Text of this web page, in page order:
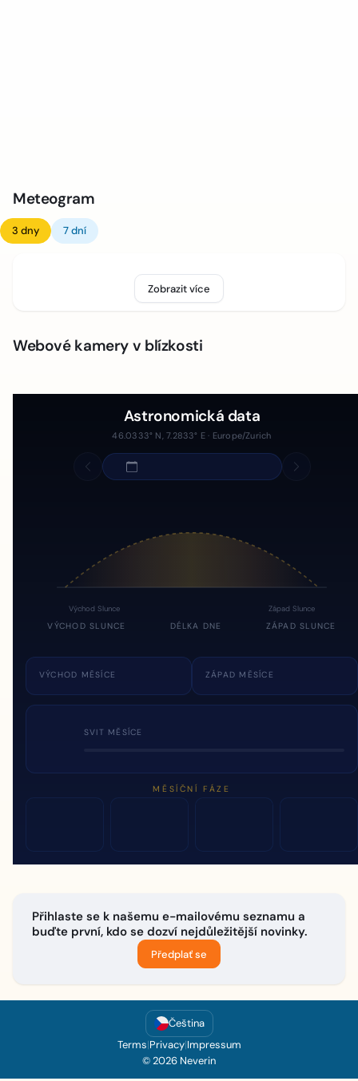
Meteogram
3 dny 7 dní
Zobrazit více
Webové kamery v blízkosti
Astronomická data
46.0333° N, 7.2833° E · Europe/Zurich
Východ Slunce Západ Slunce
VÝCHOD SLUNCE DÉLKA DNE ZÁPAD SLUNCE
VÝCHOD MĚSÍCE ZÁPAD MĚSÍCE
SVIT MĚSÍCE
MĚSÍČNÍ FÁZE
Přihlaste se k našemu e-mailovému seznamu a
buďte první, kdo se dozví nejdůležitější novinky.
Předplať se
Čeština
Terms|Privacy|Impressum
© 2026 Neverin